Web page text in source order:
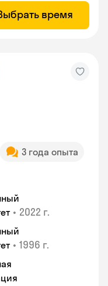
время
3 года опыта
• 2022 г.
• 1996 г.